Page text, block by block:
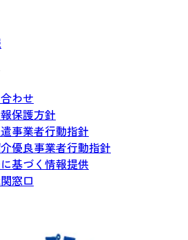
わせ
保護方針
事業者行動指針
優良事業者行動指針
基づく情報提供
窓口